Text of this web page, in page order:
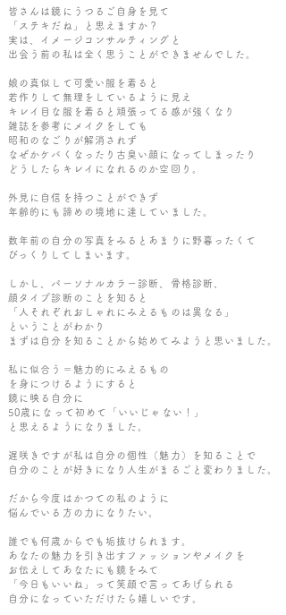
皆さんは鏡にうつるご自身を見て
「ステキだね」と思えますか？
実は、イメージコンサルティングと
出会う前の私は全く思うことができませんでした。
娘の真似して可愛い服を着ると
若作りして無理をしているように見え
キレイ目な服を着ると頑張ってる感が強くなり
雑誌を参考にメイクをしても
昭和のなごりが解消されず
なぜかケバくなったり古臭い顔になってしまったり
どうしたらキレイになれるのか空回り。
外見に自信を持つことができず
年齢的にも諦めの境地に達していました。
数年前の自分の写真をみるとあまりに野暮ったくて
​びっくりしてしまいます。
しかし、パーソナルカラー診断、骨格診断、
顔タイプ診断のことを知ると
「人それぞれおしゃれにみえるものは異なる」
ということがわかり
まずは自分を知ることから始めてみようと思いました。
私に似合う＝魅力的にみえるもの
を身につけるようにすると
鏡に映る自分に
50歳になって初めて「いいじゃない！」
と思えるようになりました。
遅咲きですが私は自分の個性（魅力）を知ることで
自分のことが好きになり人生がまるごと変わりました。
だから今度はかつての私のように
悩んでいる方の力になりたい。
誰でも何歳からでも垢抜けられます。
あなたの魅力を引き出すファッションやメイクを
お伝えしてあなたにも鏡をみて
「今日もいいね」って笑顔で言ってあげられる
自分になっていただけたら嬉しいです。